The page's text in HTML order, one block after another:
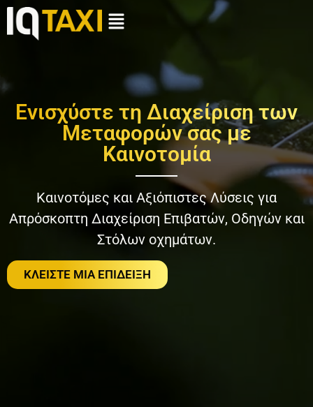
Ενισχύστε τη Διαχείριση των
Μεταφορών σας με
Καινοτομία
Καινοτόμες και Αξιόπιστες Λύσεις για
Απρόσκοπτη Διαχείριση Επιβατών, Οδηγών και
Στόλων οχημάτων.
ΚΛΕΙΣΤΕ ΜΙΑ ΕΠΙΔΕΙΞΗ